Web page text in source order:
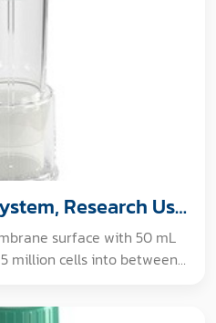
Research Use
surface with 50 mL
million cells into between
IRRADIATED. For non-